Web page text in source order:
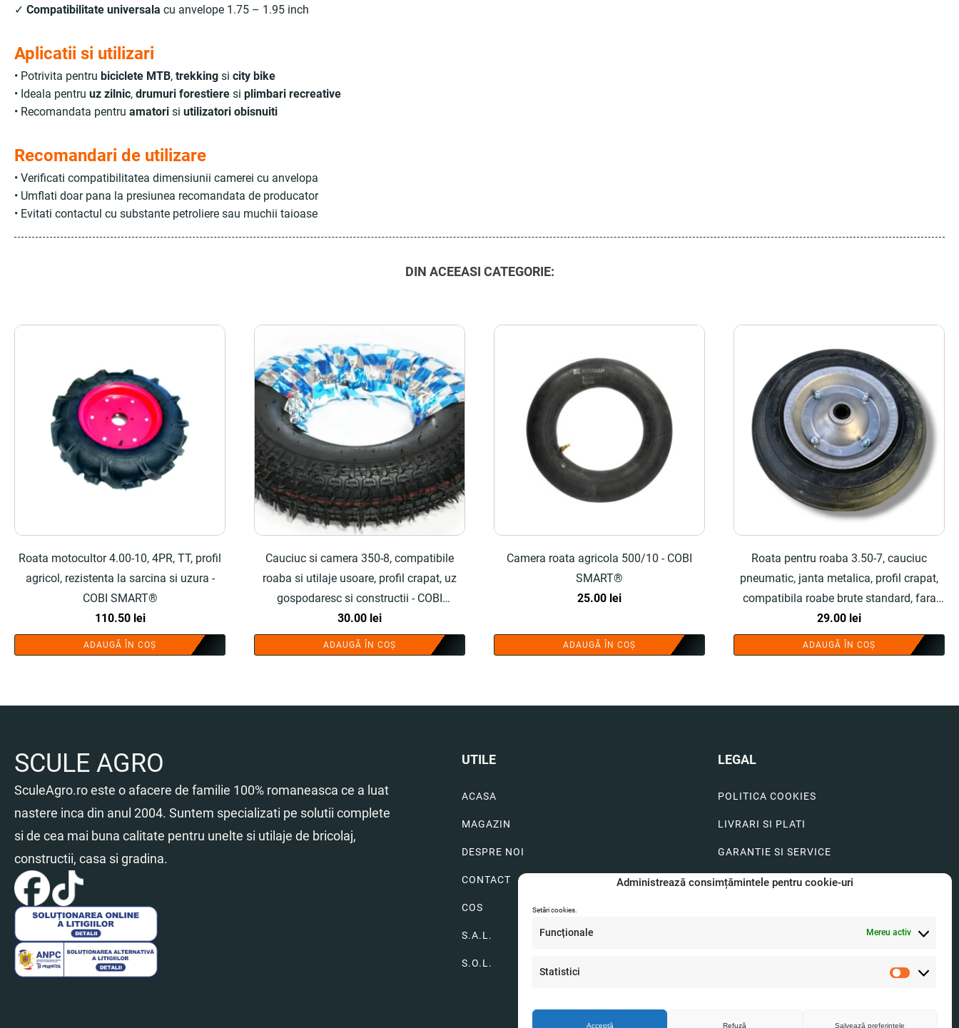
Administrează consimțămintele pentru cookie-uri
Setări cookies.
Funcționale Mereu activ
Statistici Statistici
Acceptă Refuză Salvează preferințele
✓ Compatibilitate universala cu anvelope 1.75 – 1.95 inch
Aplicatii si utilizari
• Potrivita pentru biciclete MTB, trekking si city bike
• Ideala pentru uz zilnic, drumuri forestiere si plimbari recreative
• Recomandata pentru amatori si utilizatori obisnuiti
Recomandari de utilizare
• Verificati compatibilitatea dimensiunii camerei cu anvelopa
• Umflati doar pana la presiunea recomandata de producator
• Evitati contactul cu substante petroliere sau muchii taioase
DIN ACEEASI CATEGORIE:
Roata motocultor 4.00-10, 4PR, TT, profil
agricol, rezistenta la sarcina si uzura -
COBI SMART®
110.50 lei
ADAUGĂ ÎN COȘ
Cauciuc si camera 350-8, compatibile
roaba si utilaje usoare, profil crapat, uz
gospodaresc si constructii - COBI
SMART®
30.00 lei
ADAUGĂ ÎN COȘ
Camera roata agricola 500/10 - COBI
SMART®
25.00 lei
ADAUGĂ ÎN COȘ
Roata pentru roaba 3.50-7, cauciuc
pneumatic, janta metalica, profil crapat,
compatibila roabe brute standard, fara
rulment - COBI SMART®
29.00 lei
ADAUGĂ ÎN COȘ
SCULE AGRO
SculeAgro.ro este o afacere de familie 100% romaneasca ce a luat
nastere inca din anul 2004. Suntem specializati pe solutii complete
si de cea mai buna calitate pentru unelte si utilaje de bricolaj,
constructii, casa si gradina.
UTILE
ACASA
MAGAZIN
DESPRE NOI
CONTACT
COS
S.A.L.
S.O.L.
LEGAL
POLITICA COOKIES
LIVRARI SI PLATI
GARANTIE SI SERVICE
FORMULAR SERVICE